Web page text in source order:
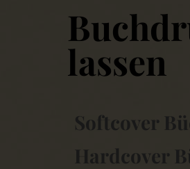
lassen
Softcover
Hardcover